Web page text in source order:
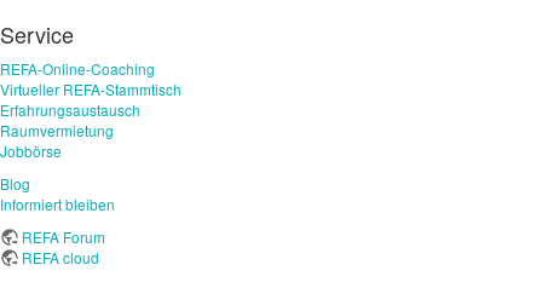
Service
REFA-Online-Coaching
Virtueller REFA-Stammtisch
Erfahrungsaustausch
Raumvermietung
Jobbörse
Blog
Informiert bleiben
REFA Forum
REFA cloud